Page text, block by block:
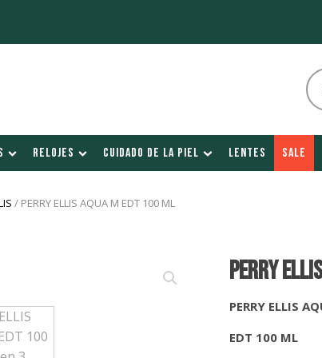
de
RELOJES CUIDADO DE LA PIEL LENTES SALE
/ PERRY ELLIS AQUA M EDT 100 ML
PERRY
PERRY ELLIS
EDT 100 ML